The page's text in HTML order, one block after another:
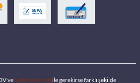
veteslimat ücreti ile gerekirse farklı şekilde